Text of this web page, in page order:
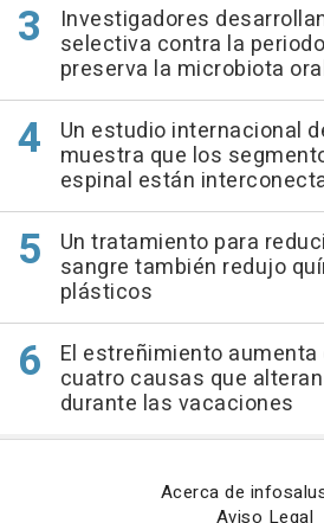
Investigadores
selectiva contra la
preserva la microbiota
Un estudio internacional
muestra que los
espinal están
Un tratamiento para
sangre también redujo
plásticos
El estreñimiento aumenta
cuatro causas que
durante las vacaciones
Acerca de
Aviso Legal